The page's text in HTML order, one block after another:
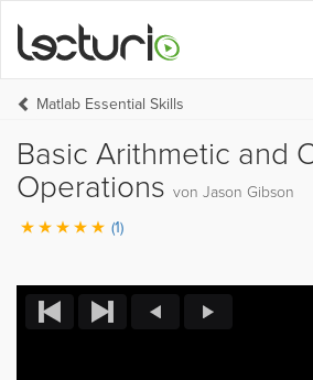
Matlab Essential Skills
Basic Arithmetic and
Operations von Jason Gibson
(1)